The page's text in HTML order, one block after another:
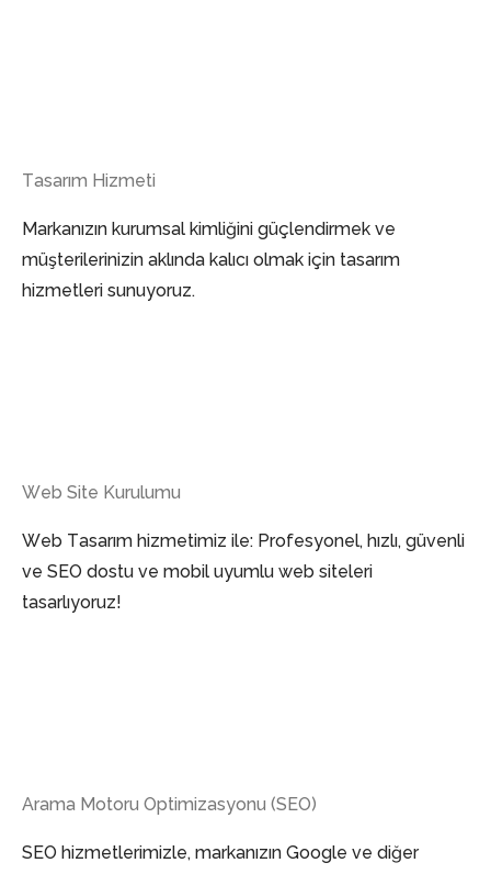
Tasarım Hizmeti
Markanızın kurumsal kimliğini güçlendirmek ve
müşterilerinizin aklında kalıcı olmak için tasarım
hizmetleri sunuyoruz.
Web Site Kurulumu
Web Tasarım hizmetimiz ile: Profesyonel, hızlı, güvenli
ve SEO dostu ve mobil uyumlu web siteleri
tasarlıyoruz!
Arama Motoru Optimizasyonu (SEO)
SEO hizmetlerimizle, markanızın Google ve diğer